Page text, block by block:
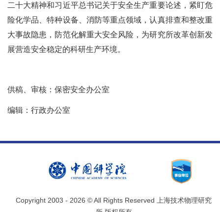
二十大精神和习近平总书记关于安全生产重要论述，紧盯危
险化学品、特种设备、消防等重点领域，认真排查和整改重
大事故隐患，防范化解重大安全风险，为研究所改革创新发
展营造安全稳定的科研生产环境。
供稿、审核： 保密安全办公室
编辑：行政办公室
Copyright 2003 - 2026 © All Rights Reserved 上海技术物理研究